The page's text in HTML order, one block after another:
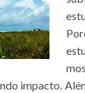
impacto.